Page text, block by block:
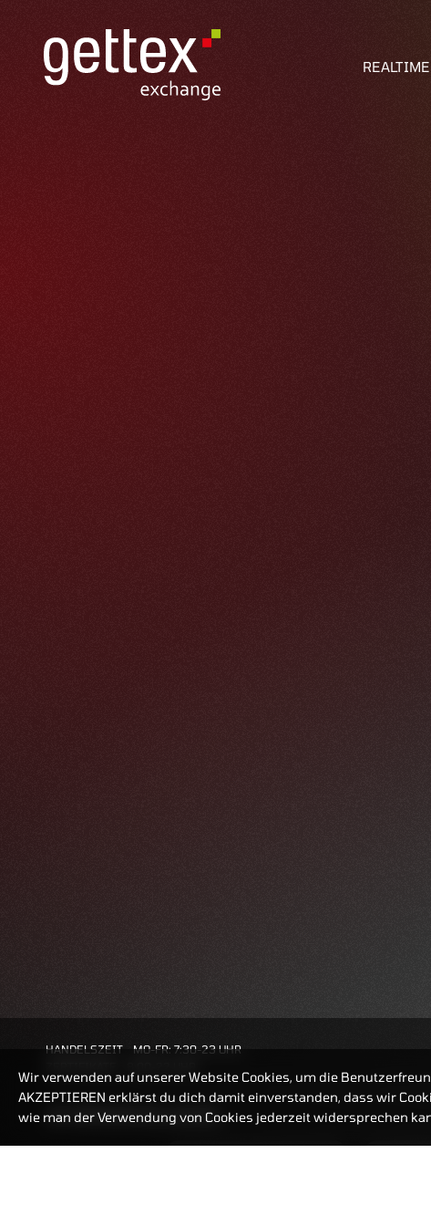
BANKEINSTELLUNGEN
HANDELSZEIT
MO-FR: 7:30-23 UHR
Wir verwenden auf unserer Website Cookies, um die
AKZEPTIEREN erklärst du dich damit einverstanden, dass wir
wie man der Verwendung von Cookies jederzeit widersprechen